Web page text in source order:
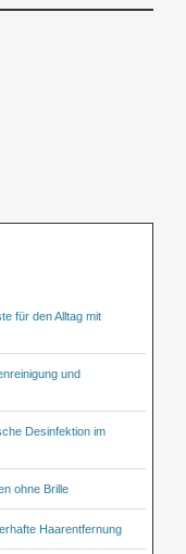
für den Alltag mit
und
Desinfektion im
ohne Brille
Haarentfernung